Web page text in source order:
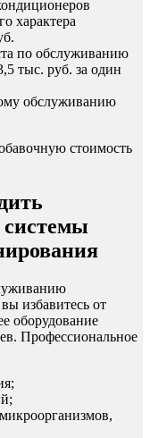
характера
по обслуживанию
тыс. руб. за один
обслуживанию
стоимость
системы
избавитесь от
оборудование
Профессиональное